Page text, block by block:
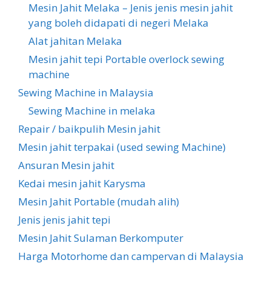
Mesin Jahit Melaka – Jenis jenis mesin jahit
yang boleh didapati di negeri Melaka
Alat jahitan Melaka
Mesin jahit tepi Portable overlock sewing
machine
Sewing Machine in Malaysia
Sewing Machine in melaka
Repair / baikpulih Mesin jahit
Mesin jahit terpakai (used sewing Machine)
Ansuran Mesin jahit
Kedai mesin jahit Karysma
Mesin Jahit Portable (mudah alih)
Jenis jenis jahit tepi
Mesin Jahit Sulaman Berkomputer
Harga Motorhome dan campervan di Malaysia